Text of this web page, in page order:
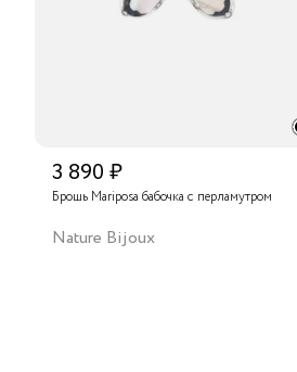
3 890 ₽
Брошь Mariposa бабочка с перламутром
Nature Bijoux